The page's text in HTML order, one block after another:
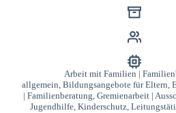
Arbeit mit Familien |
allgemein, Bildungsangebote für Eltern,
| Familienberatung,Gremienarbeit |
Jugendhilfe, Kinderschutz,